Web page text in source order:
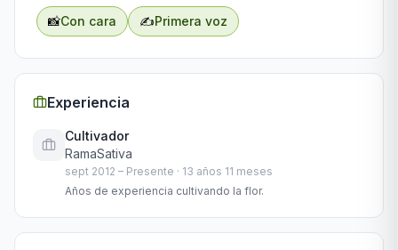
📸Con cara ✍️Primera voz
Experiencia
Cultivador
RamaSativa
sept 2012 – Presente · 13 años 11 meses
Años de experiencia cultivando la flor.